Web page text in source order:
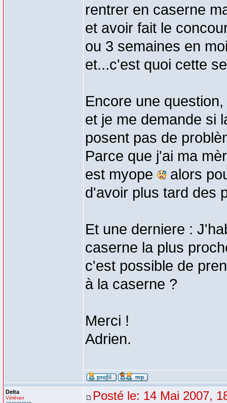
rentrer en caserne
et avoir fait le
ou 3 semaines en
et...c'est quoi cette
Encore une
et je me demande si
posent pas de
Parce que j'ai ma
est myope
alors
d'avoir plus tard des
Et une derniere :
caserne la plus
c'est possible de
à la caserne ?
Merci !
Adrien.
Delta
Vétéran Posté le: 14 Mai 2007,